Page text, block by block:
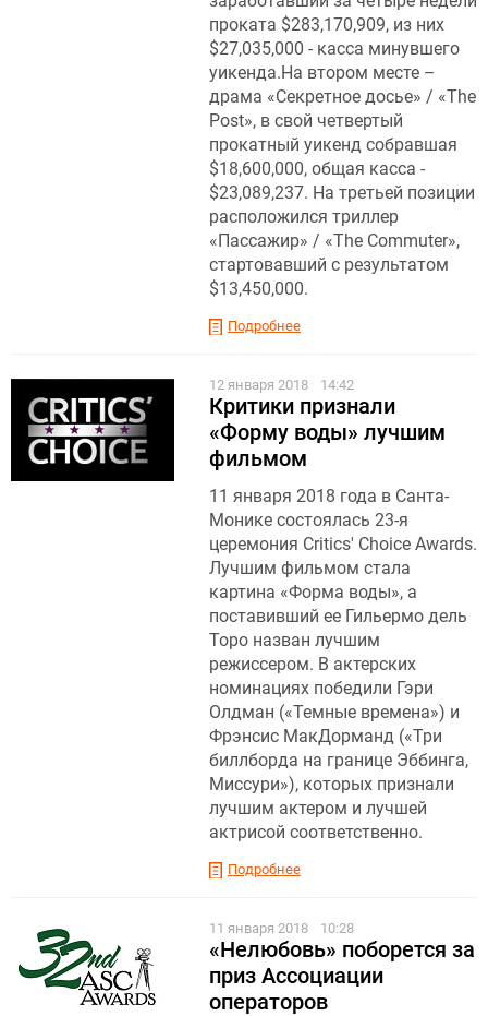
проката $283,170,909, из них
$27,035,000 - касса минувшего
уикенда.На втором месте –
драма «Секретное досье» / «The
Post», в свой четвертый
прокатный уикенд собравшая
$18,600,000, общая касса -
$23,089,237. На третьей позиции
расположился триллер
«Пассажир » / «The Commuter»,
стартовавший с результатом
$13,450,000.
Подробнее
12 января 2018 14:42
Критики признали
«Форму воды» лучшим
фильмом
11 января 2018 года в Санта-
Монике состоялась 23-я
церемония Critics' Choice Awards.
Лучшим фильмом стала
картина «Форма воды», а
поставивший ее Гильермо дель
Торо назван лучшим
режиссером. В актерских
номинациях победили Гэри
Олдман («Темные времена») и
Фрэнсис МакДорманд («Три
биллборда на границе Эббинга,
Миссури»), которых признали
лучшим актером и лучшей
актрисой соответственно.
Подробнее
11 января 2018 10:28
«Нелюбовь» поборется за
приз Ассоциации
операторов